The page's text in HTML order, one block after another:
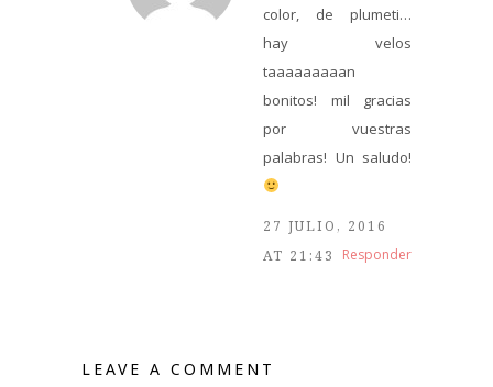
color, de plumeti…
hay velos
taaaaaaaaan
bonitos! mil gracias
por vuestras
palabras! Un saludo!
27 JULIO, 2016
AT 21:43
Responder
LEAVE A COMMENT